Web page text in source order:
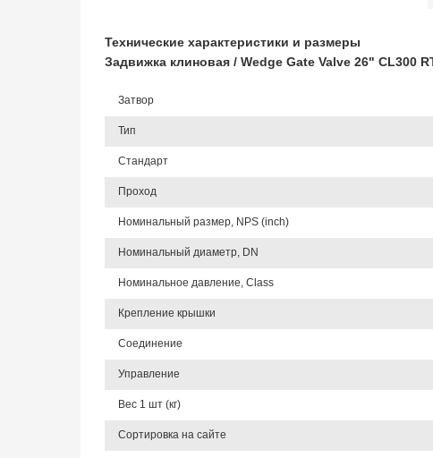
Технические характеристики и размеры
Задвижка клиновая / Wedge Gate Valve 26" CL300
Затвор
Тип
Стандарт
Проход
Номинальный размер, NPS (inch)
Номинальный диаметр, DN
Номинальное давление, Class
Крепление крышки
Соединение
Управление
Вес 1 шт (кг)
Сортировка на сайте